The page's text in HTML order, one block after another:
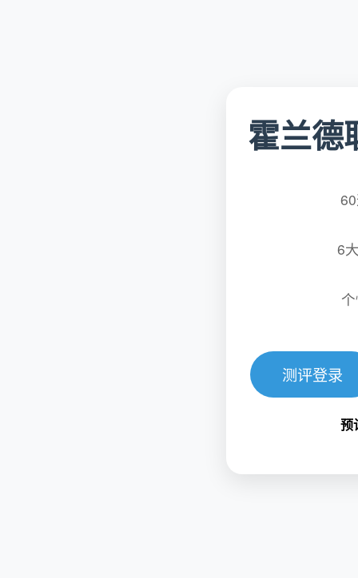
霍兰德
6
测评登录
预